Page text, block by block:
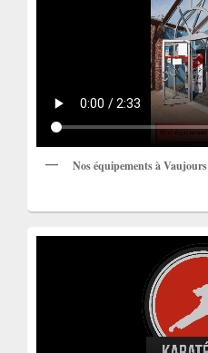
Nos équipements à Vaujours